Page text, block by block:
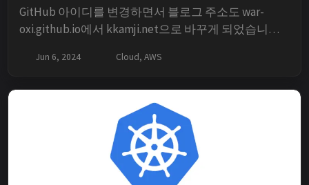
GitHub 아이디를 변경하면서 블로그 주소도 war-
oxi.github.io에서 kkamji.net으로 바꾸게 되었습니다.
록을 현재 console 흐름과 함께 다시 정리한 것입니다.
Jun 6, 2024 Cloud, AWS